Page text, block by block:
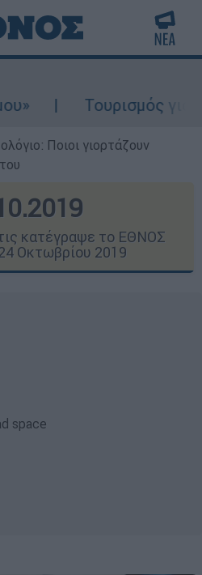
για Ολους 2026-
Ποιοι γιορτάζουν
κατέγραψε το ΕΘΝΟΣ
Οκτωβρίου 2019